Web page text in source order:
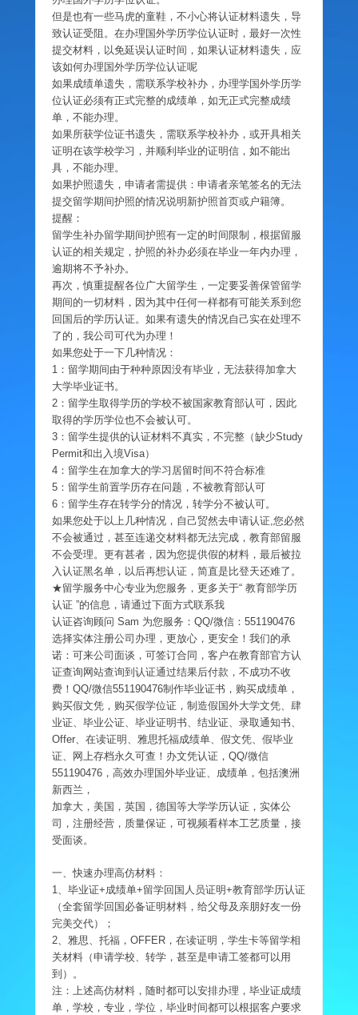
但是也有一些马虎的童鞋，不小心将认证材料遗失，导
致认证受阻。在办理国外学历学位认证时，最好一次性
提交材料，以免延误认证时间，如果认证材料遗失，应
该如何办理国外学历学位认证呢
如果成绩单遗失，需联系学校补办，办理学国外学历学
位认证必须有正式完整的成绩单，如无正式完整成绩
单，不能办理。
如果所获学位证书遗失，需联系学校补办，或开具相关
证明在该学校学习，并顺利毕业的证明信，如不能出
具，不能办理。
如果护照遗失，申请者需提供：申请者亲笔签名的无法
提交留学期间护照的情况说明新护照首页或户籍簿。
提醒：
留学生补办留学期间护照有一定的时间限制，根据留服
认证的相关规定，护照的补办必须在毕业一年内办理，
逾期将不予补办。
再次，慎重提醒各位广大留学生，一定要妥善保管留学
期间的一切材料，因为其中任何一样都有可能关系到您
回国后的学历认证。如果有遗失的情况自己实在处理不
了的，我公司可代为办理！
如果您处于一下几种情况：
1：留学期间由于种种原因没有毕业，无法获得加拿大
大学毕业证书。
2：留学生取得学历的学校不被国家教育部认可，因此
取得的学历学位也不会被认可。
3：留学生提供的认证材料不真实，不完整（缺少Study
Permit和出入境Visa）
4：留学生在加拿大的学习居留时间不符合标准
5：留学生前置学历存在问题，不被教育部认可
6：留学生存在转学分的情况，转学分不被认可。
如果您处于以上几种情况，自己贸然去申请认证,您必然
不会被通过，甚至连递交材料都无法完成，教育部留服
不会受理。更有甚者，因为您提供假的材料，最后被拉
入认证黑名单，以后再想认证，简直是比登天还难了。
★留学服务中心专业为您服务，更多关于“ 教育部学历
认证 ”的信息，请通过下面方式联系我
认证咨询顾问 Sam 为您服务：QQ/微信：551190476
选择实体注册公司办理，更放心，更安全！我们的承
诺：可来公司面谈，可签订合同，客户在教育部官方认
证查询网站查询到认证通过结果后付款，不成功不收
费！QQ/微信551190476制作毕业证书，购买成绩单，
购买假文凭，购买假学位证，制造假国外大学文凭、肆
业证、毕业公证、毕业证明书、结业证、录取通知书、
Offer、在读证明、雅思托福成绩单、假文凭、假毕业
证、网上存档永久可查！办文凭认证，QQ/微信
551190476，高效办理国外毕业证、成绩单，包括澳洲
新西兰，
加拿大，美国，英国，德国等大学学历认证，实体公
司，注册经营，质量保证，可视频看样本工艺质量，接
受面谈。
一、快速办理高仿材料：
1、毕业证+成绩单+留学回国人员证明+教育部学历认证
（全套留学回国必备证明材料，给父母及亲朋好友一份
完美交代）；
2、雅思、托福，OFFER，在读证明，学生卡等留学相
关材料（申请学校、转学，甚至是申请工签都可以用
到）。
注：上述高仿材料，随时都可以安排办理，毕业证成绩
单，学校，专业，学位，毕业时间都可以根据客户要求